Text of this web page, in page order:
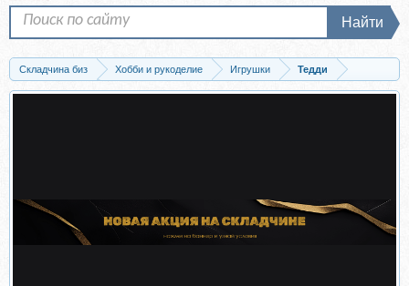
Найти
Складчина биз Хобби и рукоделие Игрушки
Тедди
Скачать [Плюшки на ладошке] Лисенок на ладошке (Галина Морозова)